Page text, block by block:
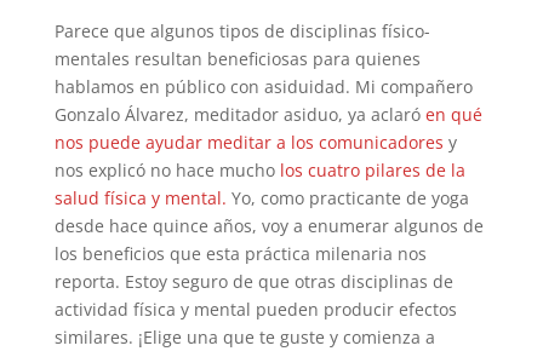
Parece que algunos tipos de disciplinas físico-
mentales resultan beneficiosas para quienes
hablamos en público con asiduidad. Mi compañero
Gonzalo Álvarez, meditador asiduo, ya aclaró en qué
nos puede ayudar meditar a los comunicadores y
nos explicó no hace mucho los cuatro pilares de la
salud física y mental. Yo, como practicante de yoga
desde hace quince años, voy a enumerar algunos de
los beneficios que esta práctica milenaria nos
reporta. Estoy seguro de que otras disciplinas de
actividad física y mental pueden producir efectos
similares. ¡Elige una que te guste y comienza a